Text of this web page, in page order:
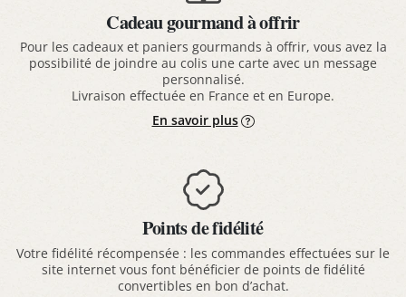
Cadeau gourmand à offrir
Pour les cadeaux et paniers gourmands à offrir, vous avez la
possibilité de joindre au colis une carte avec un message
personnalisé.
Livraison effectuée en France et en Europe.
En savoir plus
Points de fidélité
Votre fidélité récompensée : les commandes effectuées sur le
site internet vous font bénéficier de points de fidélité
convertibles en bon d’achat.